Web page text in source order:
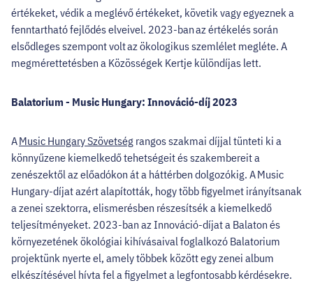
értékeket, védik a meglévő értékeket, követik vagy egyeznek a
fenntartható fejlődés elveivel. 2023-ban az értékelés során
elsődleges szempont volt az ökologikus szemlélet megléte. A
megmérettetésben a Közösségek Kertje különdíjas lett.
Balatorium - Music Hungary: Innováció-díj 2023
AMusic Hungary Szövetség rangos szakmai díjjal tünteti ki a
könnyűzene kiemelkedő tehetségeit és szakembereit a
zenészektől az előadókon át a háttérben dolgozókig. A Music
Hungary-díjat azért alapították, hogy több figyelmet irányítsanak
a zenei szektorra, elismerésben részesítsék a kiemelkedő
teljesítményeket. 2023-ban az Innováció-díjat a Balaton és
környezetének ökológiai kihívásaival foglalkozó Balatorium
projektünk nyerte el, amely többek között egy zenei album
elkészítésével hívta fel a figyelmet a legfontosabb kérdésekre.